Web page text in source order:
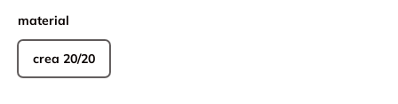
material
crea 20/20